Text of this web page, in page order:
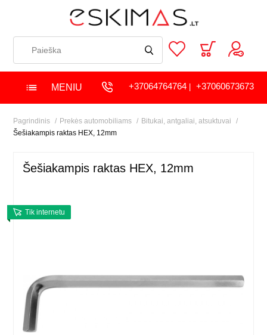
MENIU +37064764764| +37060673673
Pagrindinis Prekės automobiliams
Bitukai, antgaliai, atsuktuvai
Šešiakampis raktas HEX, 12mm
Šešiakampis raktas HEX, 12mm
Tik internetu